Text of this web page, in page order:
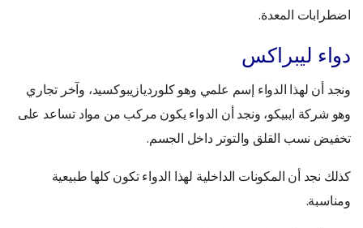
اضطرابات المعدة.
دواء ليبراكس
ونجد أن لهذا الدواء إسم علمي وهو كلورديازيبوكسيد، وآخر تجاري
وهو شركة ايبيكو، ونجد أن الدواء يكون مركب من مواد تساعد على
تخفيض نسب القلق والتوتر داخل الجسم.
كذلك نجد أن المكونات الداخلية لهذا الدواء تكون كلها طبيعية
ومناسبة.